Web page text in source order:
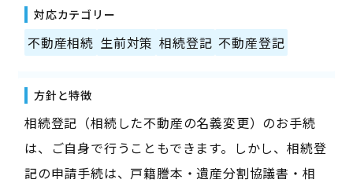
対応カテゴリー
不動産相続 生前対策 相続登記 不動産登記
方針と特徴
相続登記（相続した不動産の名義変更）のお手続
は、ご自身で行うこともできます。しかし、相続登
記の申請手続は、戸籍謄本・遺産分割協議書・相